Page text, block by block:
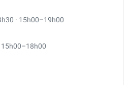
· 15h00–19h00
15h00–18h00